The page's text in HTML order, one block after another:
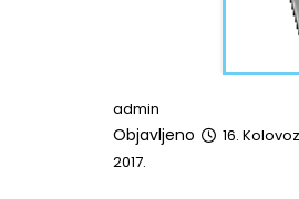
admin
Objavljeno
16. Kolovoz
2017.